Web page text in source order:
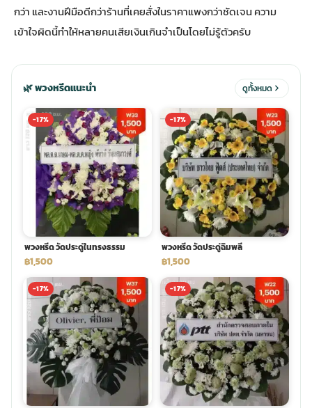
ดอกไม้งานศพ ส่งด่วน
ดอกไม้งานศพ ปากคลองตลาด
ร้านดอกไม้งานศพ ใกล้ฉัน
ดอกไม้งานศพ ราคาถูก
จัดดอกไม้งานศพ ราคา
ดอกไม้งานศพ ส่งฟรี
ดอกไม้งานศพ ออนไลน์
พวงดอกไม้งานศพ
พวงหรีดดอกไม้สด
สั่งพวงหรีด ออนไลน์
ส่งพวงหรีด ด่วน กรุงเทพ
ร้านพวงหรีด กรุงเทพ ส่งฟรี
พวงหรีด ปากคลองตลาด ราคา
พวงหรีด ส่งด่วน วันนี้
ม้หน้าเมรุ
ะดับเมรุ
มรุ ออนไลน์
มรุ ส่งด่วน
น้าเมรุ กรุงเทพ
กว่า และงานฝีมือดีกว่าร้านที่เคยสั่งในราคาแพงกว่าชัดเจน ความ
เข้าใจผิดนี้ทำให้หลายคนเสียเงินเกินจำเป็นโดยไม่รู้ตัวครับ
🌿 พวงหรีดแนะนำ ดูทั้งหมด
-17%
พวงหรีด วัดประดู่ในทรงธรรม
฿1,500
-17%
พวงหรีด วัดประดู่ฉิมพลี
฿1,500
-17% -17%